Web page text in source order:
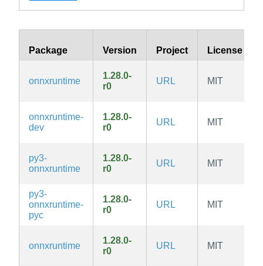
Package Version Project License
onnxruntime
1.28.0-
r0
URL MIT
onnxruntime-
dev
1.28.0-
r0
URL MIT
py3-
onnxruntime
1.28.0-
r0
URL MIT
py3-
onnxruntime-
pyc
1.28.0-
r0
URL MIT
onnxruntime
1.28.0-
r0
URL MIT